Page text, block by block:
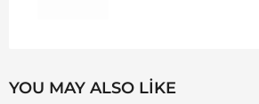
YOU MAY ALSO LIKE